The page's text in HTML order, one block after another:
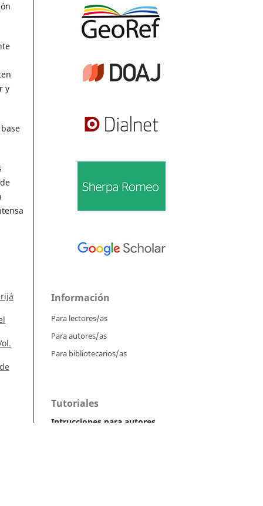
y
Información
Para lectores/as
Para autores/as
Para bibliotecarios/as
Tutoriales
Intrucciones para autores